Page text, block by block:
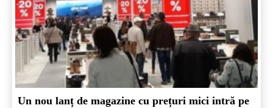
Un nou lanț de magazine cu prețuri mici intră pe